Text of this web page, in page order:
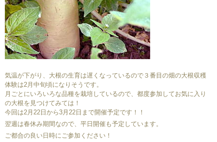
気温が下がり、大根の生育は遅くなっているので３番目の畑の大根収穫
体験は2月中旬頃になりそうです。
月ごとにいろいろな品種を栽培しているので、都度参加してお気に入り
の大根を見つけてみては！
今回は2月22日から3月22日まで開催予定です！！
翌週は春休み期間なので、平日開催も予定しています。
ご都合の良い日時にご参加ください！